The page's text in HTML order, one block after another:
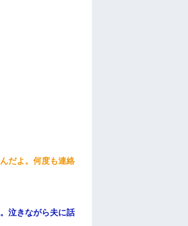
だよ。何度も連絡
泣きながら夫に話